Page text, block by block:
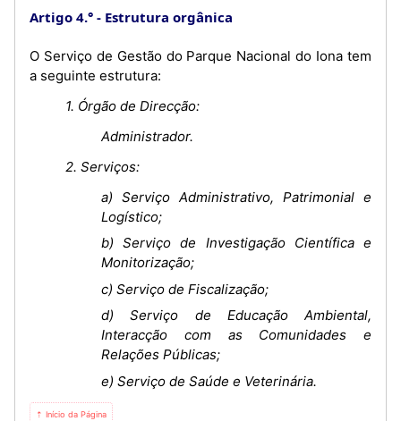
Artigo 4.°
Estrutura orgânica
O Serviço de Gestão do Parque Nacional do Iona tem
a seguinte estrutura:
1. Órgão de Direcção:
Administrador.
2. Serviços:
a) Serviço Administrativo, Patrimonial e
Logístico;
b) Serviço de Investigação Científica e
Monitorização;
c) Serviço de Fiscalização;
d) Serviço de Educação Ambiental,
Interacção com as Comunidades e
Relações Públicas;
e) Serviço de Saúde e Veterinária.
⇡ Início da Página